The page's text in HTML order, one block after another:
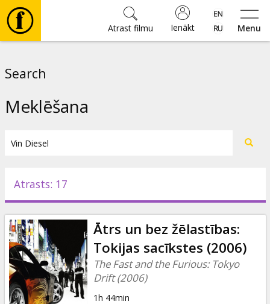
Menu
Ienākt
Atrast filmu
Pasākumi
Ziņas
Dāvanu
kartes
Search
Meklēšana
Atrasts: 17
Ātrs un bez žēlastības:
Tokijas sacīkstes (2006)
The Fast and the Furious: Tokyo
Drift (2006)
1h 44min